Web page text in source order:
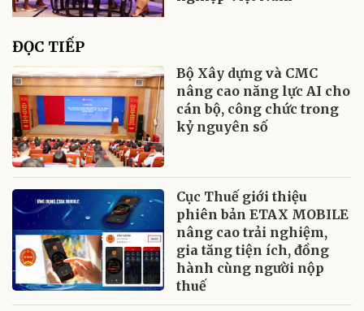
ĐỌC TIẾP
Bộ Xây dựng và CMC
nâng cao năng lực AI cho
cán bộ, công chức trong
kỷ nguyên số
Cục Thuế giới thiệu
phiên bản ETAX MOBILE
nâng cao trải nghiệm,
gia tăng tiện ích, đồng
hành cùng người nộp
thuế